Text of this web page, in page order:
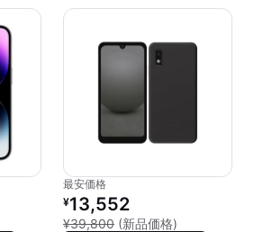
格：
新品との比較：¥164,800
最安価格
リファービッシュ品の価格：
¥13,552
¥39,800 (新品価格)